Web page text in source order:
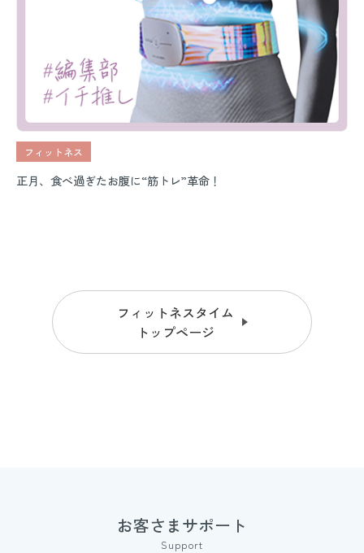
フィットネス
正月、食べ過ぎたお腹に“筋トレ”革命！
フィットネスタイム
トップページ
お客さまサポート
Support